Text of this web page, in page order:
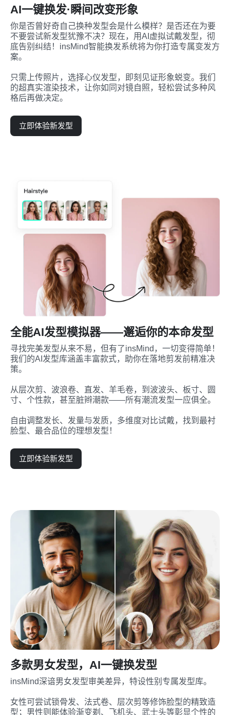
AI一键换发·瞬间改变形象
你是否曾好奇自己换种发型会是什么模样？是否还在为要
不要尝试新发型犹豫不决？现在，用AI虚拟试戴发型，彻
底告别纠结！insMind智能换发系统将为你打造专属变发方
案。
只需上传照片，选择心仪发型，即刻见证形象蜕变。我们
的超真实渲染技术，让你如同对镜自照，轻松尝试多种风
格后再做决定。
立即体验新发型
全能AI发型模拟器——邂逅你的本命发型
寻找完美发型从来不易，但有了insMind，一切变得简单！
我们的AI发型库涵盖丰富款式，助你在落地剪发前精准决
策。
从层次剪、波浪卷、直发、羊毛卷，到波波头、板寸、圆
寸、个性款，甚至脏辫潮款——所有潮流发型一应俱全。
自由调整发长、发量与发质，多维度对比试戴，找到最衬
脸型、最合品位的理想发型！
立即体验新发型
多款男女发型，AI一键换发型
insMind深谙男女发型审美差异，特设性别专属发型库。
女性可尝试锁骨发、法式卷、层次剪等修饰脸型的精致造
型；男性则能体验渐变剃、飞机头、武士头等彰显个性的